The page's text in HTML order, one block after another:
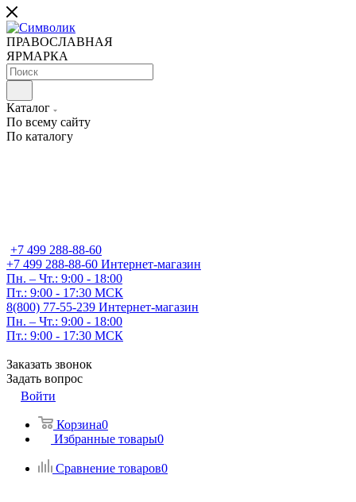
ПРАВОСЛАВНАЯ
ЯРМАРКА
Каталог
По всему сайту
По каталогу
+7 499 288-88-60
+7 499 288-88-60 Интернет-магазин
Пн. – Чт.: 9:00 - 18:00
Пт.: 9:00 - 17:30 МСК
8(800) 77-55-239 Интернет-магазин
Пн. – Чт.: 9:00 - 18:00
Пт.: 9:00 - 17:30 МСК
Заказать звонок
Задать вопрос
Войти
Корзина0
Избранные товары0
Сравнение товаров0